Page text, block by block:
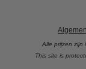
Alle prijzen zijn
This site is